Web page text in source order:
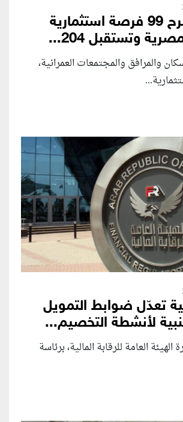
الإسكان تطرح 99 فرصة استثمارية
وتستقبل 204...
والمرافق والمجتمعات العمرانية،
تعدّل ضوابط التمويل
لأنشطة التخصيم...
العامة للرقابة المالية، برئاسة